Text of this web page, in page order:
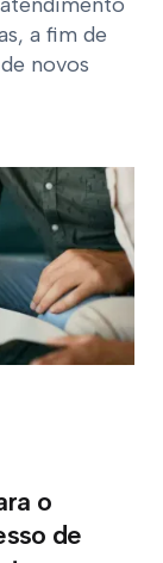
a fim de
novos
o
de